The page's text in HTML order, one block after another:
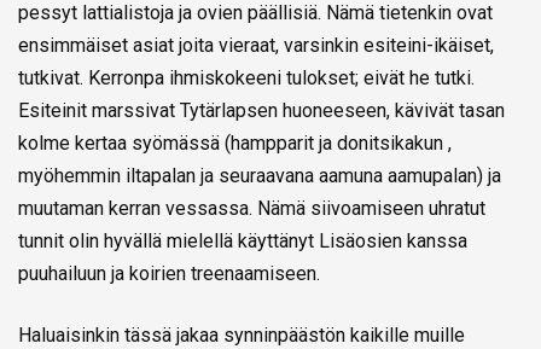
pessyt lattialistoja ja ovien päällisiä. Nämä tietenkin ovat
ensimmäiset asiat joita vieraat, varsinkin esiteini-ikäiset,
tutkivat. Kerronpa ihmiskokeeni tulokset; eivät he tutki.
Esiteinit marssivat Tytärlapsen huoneeseen, kävivät tasan
kolme kertaa syömässä (hampparit ja donitsikakun ,
myöhemmin iltapalan ja seuraavana aamuna aamupalan) ja
muutaman kerran vessassa. Nämä siivoamiseen uhratut
tunnit olin hyvällä mielellä käyttänyt Lisäosien kanssa
puuhailuun ja koirien treenaamiseen.
Haluaisinkin tässä jakaa synninpäästön kaikille muille